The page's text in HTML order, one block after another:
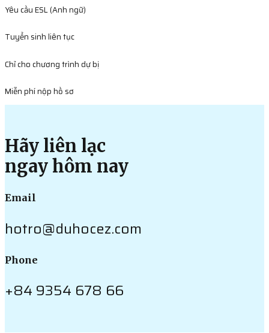
Yêu cầu ESL (Anh ngữ)
Tuyển sinh liên tục
Chỉ cho chương trình dự bị
Miễn phí nộp hồ sơ
Hãy liên lạc
ngay hôm nay
Email
hotro@duhocez.com
Phone
+84 9354 678 66